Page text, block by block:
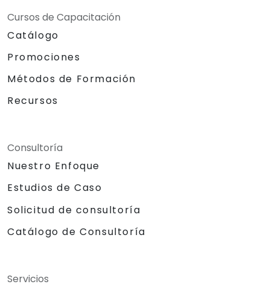
Cursos de Capacitación
Catálogo
Promociones
Métodos de Formación
Recursos
Consultoría
Nuestro Enfoque
Estudios de Caso
Solicitud de consultoría
Catálogo de Consultoría
Servicios